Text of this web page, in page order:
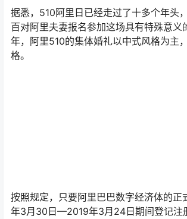
据悉，510阿里日已经走过了十多个年头
百对阿里夫妻报名参加这场具有特殊意义
年，阿里510的集体婚礼以中式风格为主
格。
按照规定，只要阿里巴巴数字经济体的正
年3月30日—2019年3月24日期间登记注